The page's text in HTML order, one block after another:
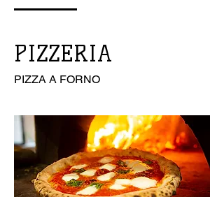
PIZZERIA
PIZZA A FORNO